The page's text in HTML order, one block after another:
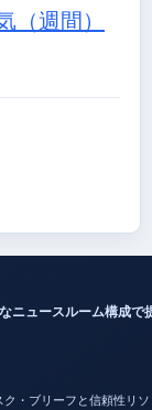
（週間）
ニュースルーム構成で
・ブリーフと信頼性リソ